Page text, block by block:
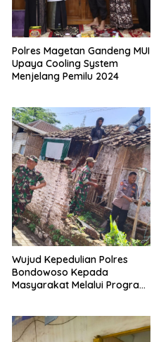
Polres Magetan Gandeng MUI
Upaya Cooling System
Menjelang Pemilu 2024
Wujud Kepedulian Polres
Bondowoso Kepada
Masyarakat Melalui Program